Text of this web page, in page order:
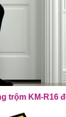
trộm KM-R16